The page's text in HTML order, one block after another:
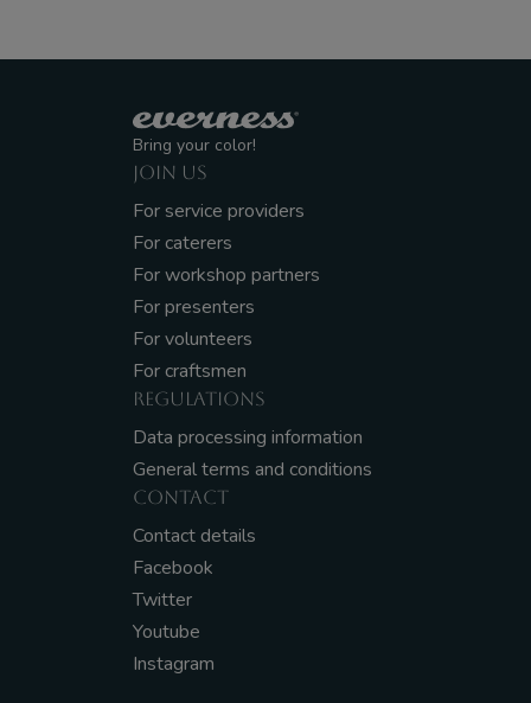
Bring your color!
JOIN US
For service providers
For caterers
For workshop partners
For presenters
For volunteers
For craftsmen
REGULATIONS
Data processing information
General terms and conditions
CONTACT
Contact details
Facebook
Twitter
Youtube
Instagram